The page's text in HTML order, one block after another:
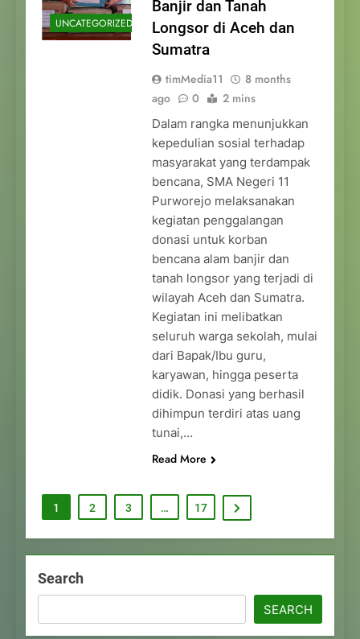
UNCATEGORIZED
Banjir dan Tanah
Longsor di Aceh dan
Sumatra
timMedia11
8 months
ago
0 2 mins
Dalam rangka menunjukkan
kepedulian sosial terhadap
masyarakat yang terdampak
bencana, SMA Negeri 11
Purworejo melaksanakan
kegiatan penggalangan
donasi untuk korban
bencana alam banjir dan
tanah longsor yang terjadi di
wilayah Aceh dan Sumatra.
Kegiatan ini melibatkan
seluruh warga sekolah, mulai
dari Bapak/Ibu guru,
karyawan, hingga peserta
didik. Donasi yang berhasil
dihimpun terdiri atas uang
tunai,…
Read More
1 2 3 … 17
Search
SEARCH